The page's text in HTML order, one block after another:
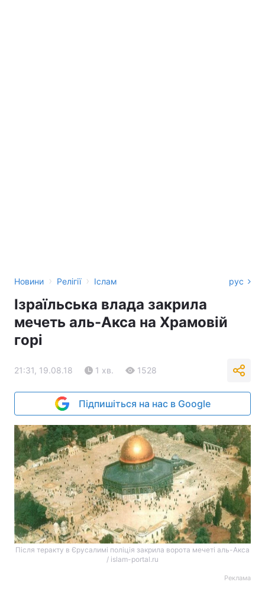
Новини › Релігії › Іслам рус
Ізраїльська влада закрила
мечеть аль-Акса на Храмовій
горі
21:31, 19.08.18 1 хв. 1528
Підпишіться на нас в Google
Після теракту в Єрусалимі поліція закрила ворота мечеті аль-Акса
/ islam-portal.ru
Реклама